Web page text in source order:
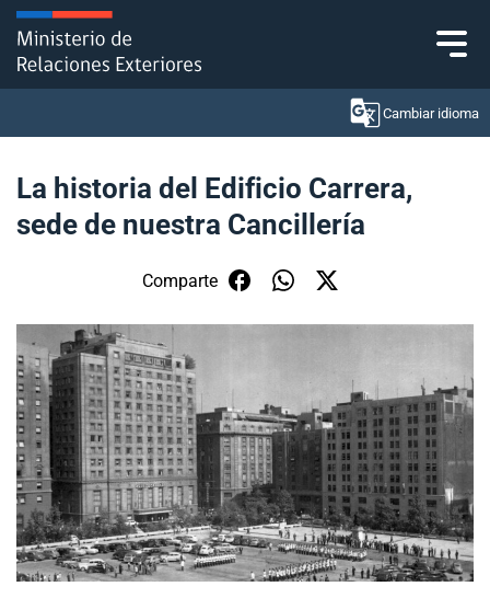
Click acá para ir directamente al contenido
Cambiar idioma
Ministerio
Política Exterior
Embajadas y consulados
Servicios ciudadanos
Subsecretaría de Relaciones Económicas
Internacionales
Sala de prensa
La historia del Edificio Carrera,
sede de nuestra Cancillería
Comparte